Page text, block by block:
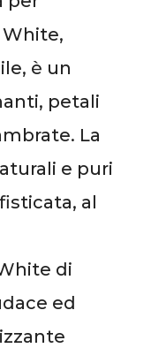
è un
petali
La
e puri
al
di
ed